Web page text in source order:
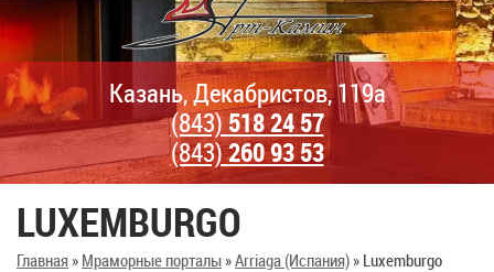
Казань, Декабристов, 119а
(843)518 24 57
(843)260 93 53
LUXEMBURGO
Главная» Мраморные порталы»Arriaga (Испания)» Luxemburgo